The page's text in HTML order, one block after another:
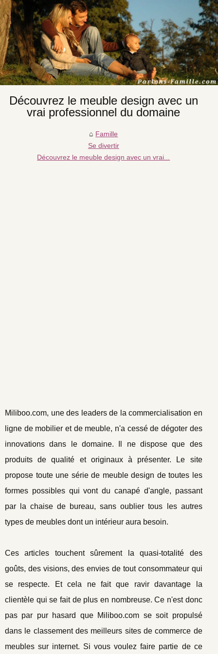
Découvrez le meuble design avec un
vrai professionnel du domaine
Famille
Se divertir
Découvrez le meuble design avec un vrai...
Miliboo.com, une des leaders de la commercialisation en
ligne de mobilier et de meuble, n'a cessé de dégoter des
innovations dans le domaine. Il ne dispose que des
produits de qualité et originaux à présenter. Le site
propose toute une série de meuble design de toutes les
formes possibles qui vont du canapé d'angle, passant
par la chaise de bureau, sans oublier tous les autres
types de meubles dont un intérieur aura besoin.
Ces articles touchent sûrement la quasi-totalité des
goûts, des visions, des envies de tout consommateur qui
se respecte. Et cela ne fait que ravir davantage la
clientèle qui se fait de plus en nombreuse. Ce n'est donc
pas par pur hasard que Miliboo.com se soit propulsé
dans le classement des meilleurs sites de commerce de
meubles sur internet. Si vous voulez faire partie de ce